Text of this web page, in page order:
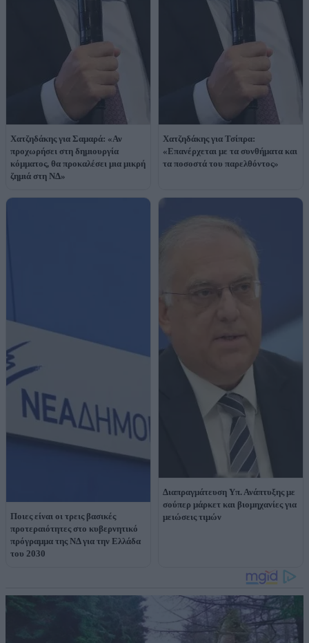
Χατζηδάκης για Σαμαρά: «Αν
προχωρήσει στη δημιουργία
κόμματος, θα προκαλέσει μια μικρή
ζημιά στη ΝΔ»
Χατζηδάκης για Τσίπρα:
«Επανέρχεται με τα συνθήματα και
τα ποσοστά του παρελθόντος»
Ποιες είναι οι τρεις βασικές
προτεραιότητες στο κυβερνητικό
πρόγραμμα της ΝΔ για την Ελλάδα
του 2030
Διαπραγμάτευση Υπ. Ανάπτυξης με
σούπερ μάρκετ και βιομηχανίες για
μειώσεις τιμών